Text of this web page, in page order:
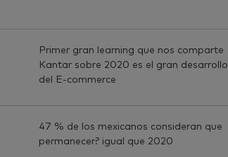
Primer gran learning que nos comparte
Kantar sobre 2020 es el gran desarrollo
del E-commerce
47 % de los mexicanos consideran que
permanecer? igual que 2020